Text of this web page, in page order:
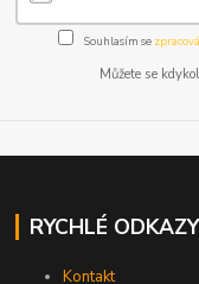
Souhlasím se
Můžete se
RYCHLÉ ODKAZY
Kontakt